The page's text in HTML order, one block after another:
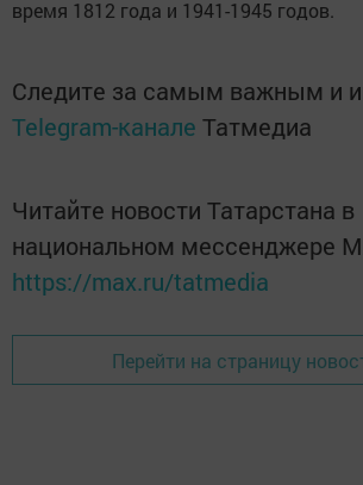
время 1812 года и 1941-1945 годов.
Следите за самым важным и
Telegram-канале Татмедиа
Читайте новости Татарстана в
национальном мессенджере
https://max.ru/tatmedia
Перейти на страницу